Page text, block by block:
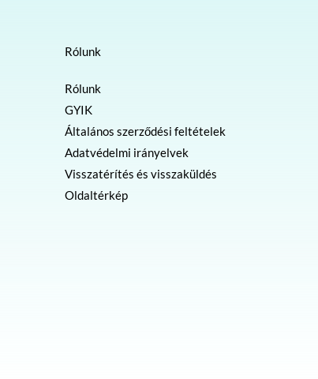
Rólunk
Rólunk
GYIK
Általános szerződési feltételek
Adatvédelmi irányelvek
Visszatérítés és visszaküldés
Oldaltérkép